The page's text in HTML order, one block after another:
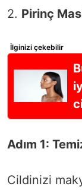
2. Pirinç
İlginizi çekebilir
Adım 1:
Cildinizi